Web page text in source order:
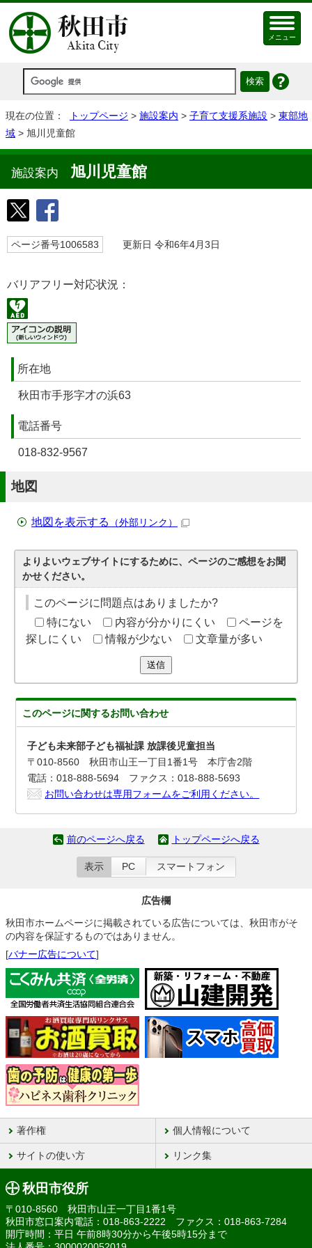
メニュー
現在の位置： トップページ > 施設案内 > 子育て支援系施設 > 東部地
域 > 旭川児童館
施設案内 旭川児童館
ページ番号1006583 更新日 令和6年4月3日
バリアフリー対応状況：
所在地
秋田市手形字才の浜63
電話番号
018-832-9567
地図
地図を表示する （外部リンク）
よりよいウェブサイトにするために、ページのご感想をお聞
かせください。
このページに問題点はありましたか?
特にない
内容が分かりにくい
ページを
探しにくい
情報が少ない 文章量が多い
送信
このページに関するお問い合わせ
子ども未来部子ども福祉課 放課後児童担当
〒010-8560 秋田市山王一丁目1番1号 本庁舎2階
電話：018-888-5694 ファクス：018-888-5693
お問い合わせは専用フォームをご利用ください。
前のページへ戻る トップページへ戻る
表示 PC スマートフォン
広告欄
秋田市ホームページに掲載されている広告については、秋田市がそ
の内容を保証するものではありません。
[バナー広告について]
著作権 個人情報について
サイトの使い方 リンク集
秋田市役所
〒010-8560 秋田市山王一丁目1番1号
秋田市窓口案内電話：018-863-2222 ファクス：018-863-7284
開庁時間：平日 午前8時30分から午後5時15分まで